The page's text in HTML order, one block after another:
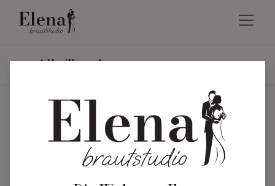
Alle Termine
Planen SieQueen
Elisabeth
Beratungstermin